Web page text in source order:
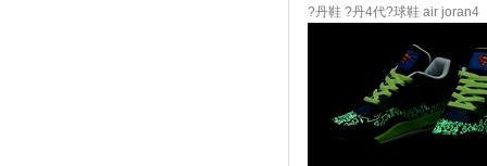
?丹鞋 ?丹4代?球鞋 air joran4